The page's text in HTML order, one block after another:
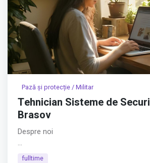
Pază și protecție / Militar
Tehnician Sisteme de
Brasov
Despre noi
Hyperfy® aduce inovația în securitatea
fulltime